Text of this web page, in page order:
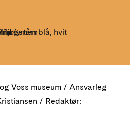
Voss museum / Ansvarleg
/ Redaktør: